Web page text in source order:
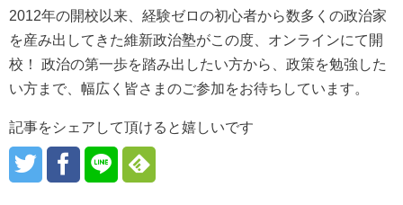
2012年の開校以来、経験ゼロの初心者から数多くの政治家
を産み出してきた維新政治塾がこの度、オンラインにて開
校！ 政治の第一歩を踏み出したい方から、政策を勉強した
い方まで、幅広く皆さまのご参加をお待ちしています。
記事をシェアして頂けると嬉しいです